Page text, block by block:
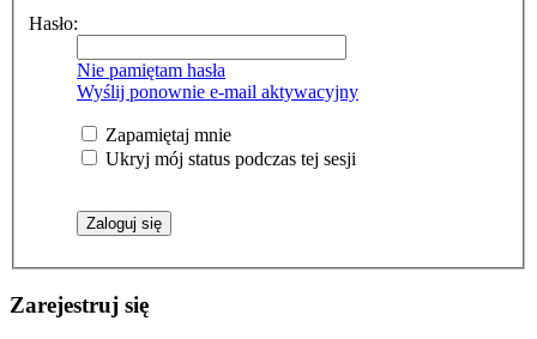
Hasło:
Nie pamiętam hasła
Wyślij ponownie e-mail aktywacyjny
Zapamiętaj mnie
Ukryj mój status podczas tej sesji
Zarejestruj się